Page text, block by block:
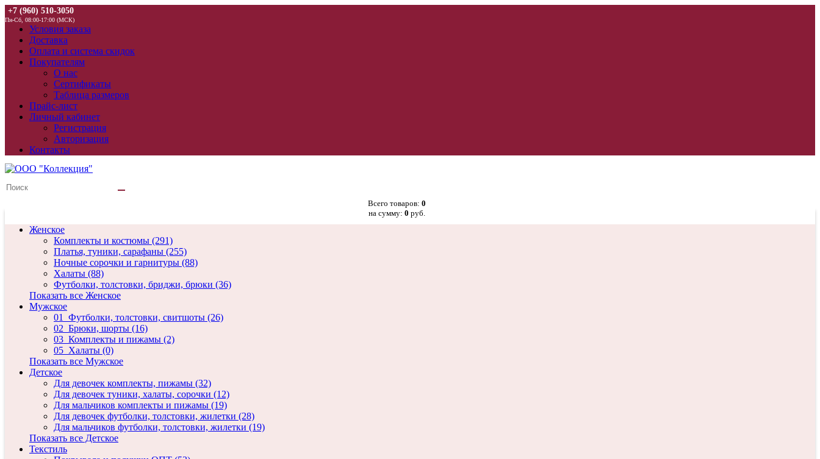
+7 (960) 510-3050
Пн-Сб, 08:00-17:00 (МСК)
Условия заказа
Доставка
Оплата и система скидок
Покупателям
О нас
Сертификаты
Таблица размеров
Прайс-лист
Личный кабинет
Регистрация
Авторизация
Контакты
Всего товаров: 0
на сумму: 0 руб.
Женское
Комплекты и костюмы (291)
Платья, туники, сарафаны (255)
Ночные сорочки и гарнитуры (88)
Халаты (88)
Футболки, толстовки, бриджи, брюки (36)
Показать все Женское
Мужское
01_Футболки, толстовки, свитшоты (26)
02_Брюки, шорты (16)
03_Комплекты и пижамы (2)
05_Халаты (0)
Показать все Мужское
Детское
Для девочек комплекты, пижамы (32)
Для девочек туники, халаты, сорочки (12)
Для мальчиков комплекты и пижамы (19)
Для девочек футболки, толстовки, жилетки (28)
Для мальчиков футболки, толстовки, жилетки (19)
Показать все Детское
Текстиль